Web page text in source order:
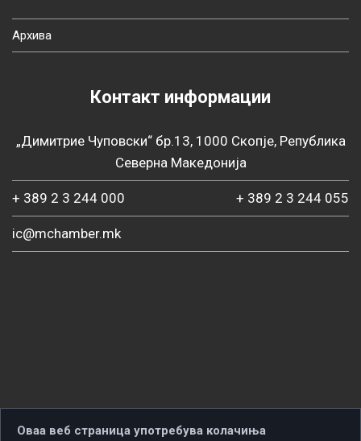
Архива
Контакт информации
„Димитрие Чуповски“ бр.13, 1000 Скопје, Република
Северна Македонија
+ 389 2 3 244 000 + 389 2 3 244 055
ic@mchamber.mk
Оваа веб страница употребува колачиња